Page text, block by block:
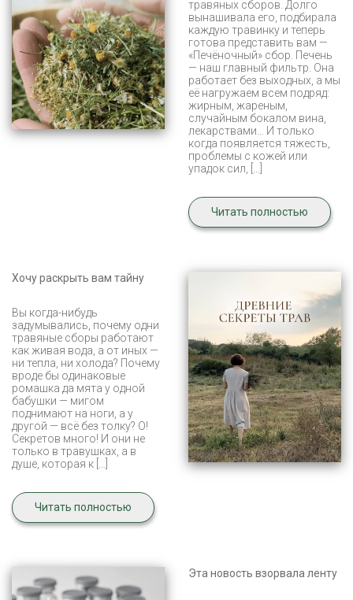
травяных сборов. Долго
вынашивала его, подбирала
каждую травинку и теперь
готова представить вам —
«Печёночный» сбор. Печень
— наш главный фильтр. Она
работает без выходных, а мы
её нагружаем всем подряд:
жирным, жареным,
случайным бокалом вина,
лекарствами… И только
когда появляется тяжесть,
проблемы с кожей или
упадок сил, […]
Читать полностью
Хочу раскрыть вам тайну
Вы когда-нибудь
задумывались, почему одни
травяные сборы работают
как живая вода, а от иных —
ни тепла, ни холода? Почему
вроде бы одинаковые
ромашка да мята у одной
бабушки — мигом
поднимают на ноги, а у
другой — всё без толку? О!
Секретов много! И они не
только в травушках, а в
душе, которая к […]
Читать полностью
Эта новость взорвала ленту